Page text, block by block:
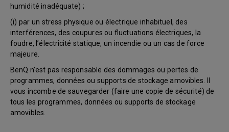
humidité inadéquate) ;
(i) par un stress physique ou électrique inhabituel, des
interférences, des coupures ou fluctuations électriques, la
foudre, l’électricité statique, un incendie ou un cas de force
majeure.
BenQ n’est pas responsable des dommages ou pertes de
programmes, données ou supports de stockage amovibles. Il
vous incombe de sauvegarder (faire une copie de sécurité) de
tous les programmes, données ou supports de stockage
amovibles.